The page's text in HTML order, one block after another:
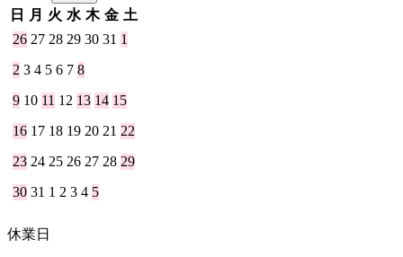
日 月 火 水 木 金 土
26 27 28 29 30 31 1
2 3 4 5 6 7 8
9 10 11 12 13 14 15
16 17 18 19 20 21 22
23 24 25 26 27 28 29
30 31 1 2 3 4 5
休業日